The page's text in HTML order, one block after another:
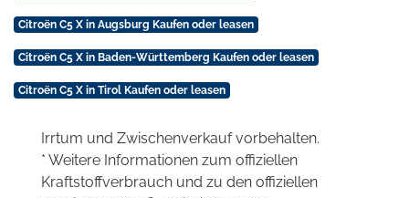
Citroën C5 X in Augsburg Kaufen oder leasen
Citroën C5 X in Baden-Württemberg Kaufen oder leasen
Citroën C5 X in Tirol Kaufen oder leasen
Irrtum und Zwischenverkauf vorbehalten.
* Weitere Informationen zum offiziellen
Kraftstoffverbrauch und zu den offiziellen